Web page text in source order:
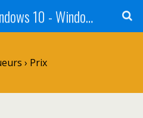
Windows 11 - Windows 10 - Windows 8 - Windows 7 - VISTA
› Prix